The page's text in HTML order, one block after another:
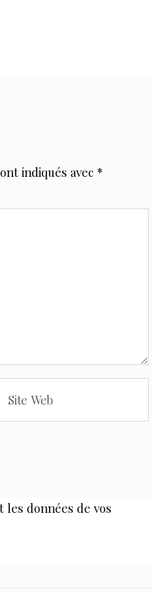
indiqués avec *
les données de vos